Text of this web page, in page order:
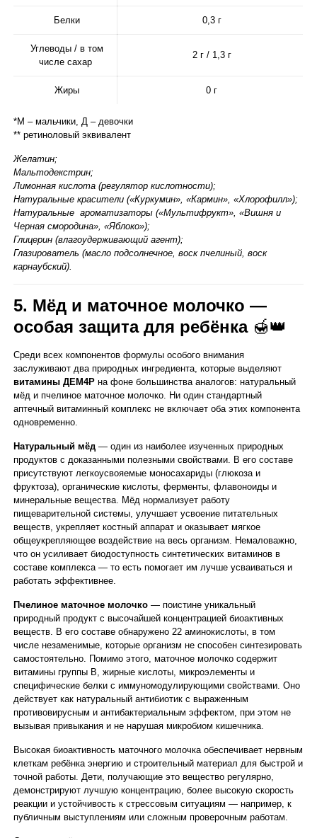
Белки 0,3 г
Углеводы / в том
числе сахар
2 г / 1,3 г
Жиры 0 г
*М – мальчики, Д – девочки
** ретиноловый эквивалент
Желатин;
Мальтодекстрин;
Лимонная кислота (регулятор кислотности);
Натуральные красители («Куркумин», «Кармин», «Хлорофилл»);
Натуральные ароматизаторы («Мультифрукт», «Вишня и
Черная смородина», «Яблоко»);
Глицерин (влагоудерживающий агент);
Глазирователь (масло подсолнечное, воск пчелиный, воск
карнаубский).
5. Мёд и маточное молочко —
особая защита для ребёнка🍯👑
Среди всех компонентов формулы особого внимания
заслуживают два природных ингредиента, которые выделяют
витамины ДЕМ4Р на фоне большинства аналогов: натуральный
мёд и пчелиное маточное молочко. Ни один стандартный
аптечный витаминный комплекс не включает оба этих компонента
одновременно.
Натуральный мёд — один из наиболее изученных природных
продуктов с доказанными полезными свойствами. В его составе
присутствуют легкоусвояемые моносахариды (глюкоза и
фруктоза), органические кислоты, ферменты, флавоноиды и
минеральные вещества. Мёд нормализует работу
пищеварительной системы, улучшает усвоение питательных
веществ, укрепляет костный аппарат и оказывает мягкое
общеукрепляющее воздействие на весь организм. Немаловажно,
что он усиливает биодоступность синтетических витаминов в
составе комплекса — то есть помогает им лучше усваиваться и
работать эффективнее.
Пчелиное маточное молочко — поистине уникальный
природный продукт с высочайшей концентрацией биоактивных
веществ. В его составе обнаружено 22 аминокислоты, в том
числе незаменимые, которые организм не способен синтезировать
самостоятельно. Помимо этого, маточное молочко содержит
витамины группы B, жирные кислоты, микроэлементы и
специфические белки с иммуномодулирующими свойствами. Оно
действует как натуральный антибиотик с выраженным
противовирусным и антибактериальным эффектом, при этом не
вызывая привыкания и не нарушая микробиом кишечника.
Высокая биоактивность маточного молочка обеспечивает нервным
клеткам ребёнка энергию и строительный материал для быстрой и
точной работы. Дети, получающие это вещество регулярно,
демонстрируют лучшую концентрацию, более высокую скорость
реакции и устойчивость к стрессовым ситуациям — например, к
публичным выступлениям или сложным проверочным работам.